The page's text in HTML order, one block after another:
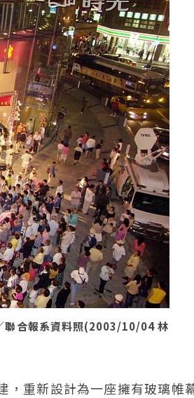
聯合報系資料照(2003/10/04 林
，重新設計為一座擁有玻璃帷